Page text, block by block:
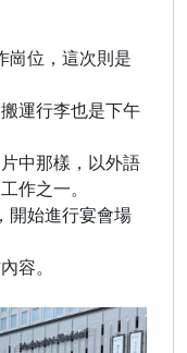
崗位，這次則是
運行李也是下午
中那樣，以外語
作之一。
開始進行宴會場
容。